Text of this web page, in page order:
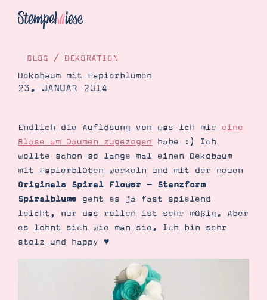
Katalog
Bestellen
Kontakt
Demonstrator werden
BLOG / DEKORATION
Dekobaum mit Papierblumen
23. JANUAR 2014
Endlich die Auflösung von was ich mir eine
Blase am Daumen zugezogen habe :) Ich
wollte schon so lange mal einen Dekobaum
mit Papierblüten werkeln und mit der neuen
Originals Spiral Flower - Stanzform
Spiralblume geht es ja fast spielend
leicht, nur das rollen ist sehr müßig. Aber
es lohnt sich wie man sie. Ich bin sehr
stolz und happy ♥